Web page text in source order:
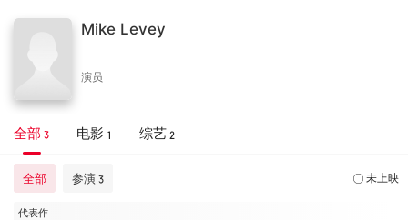
Mike Levey
演员
全部 3 电影 1 综艺 2
全部 参演 3 未上映
代表作